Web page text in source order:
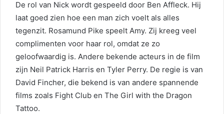
De rol van Nick wordt gespeeld door Ben Affleck. Hij
laat goed zien hoe een man zich voelt als alles
tegenzit. Rosamund Pike speelt Amy. Zij kreeg veel
complimenten voor haar rol, omdat ze zo
geloofwaardig is. Andere bekende acteurs in de film
zijn Neil Patrick Harris en Tyler Perry. De regie is van
David Fincher, die bekend is van andere spannende
films zoals Fight Club en The Girl with the Dragon
Tattoo.